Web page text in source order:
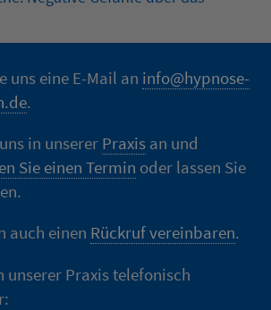
uns eine E-Mail an info@hypnose-
.
in unserer Praxis an und
Sie einen Termin oder lassen Sie
auch einen Rückruf vereinbaren.
unserer Praxis telefonisch